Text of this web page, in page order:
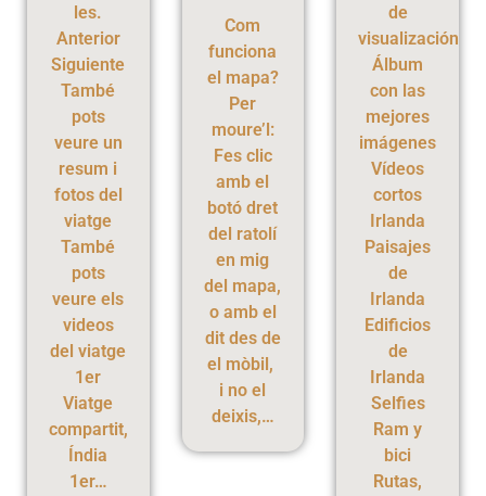
les.
Anterior
Siguiente
També
pots
veure un
resum i
fotos del
viatge
També
pots
veure els
videos
del viatge
1er
Viatge
compartit,
Índia
1er…
Com
funciona
el mapa?
Per
moure’l:
Fes clic
amb el
botó dret
del ratolí
en mig
del mapa,
o amb el
dit des de
el mòbil,
i no el
deixis,…
de
visualización
Álbum
con las
mejores
imágenes
Vídeos
cortos
Irlanda
Paisajes
de
Irlanda
Edificios
de
Irlanda
Selfies
Ram y
bici
Rutas,